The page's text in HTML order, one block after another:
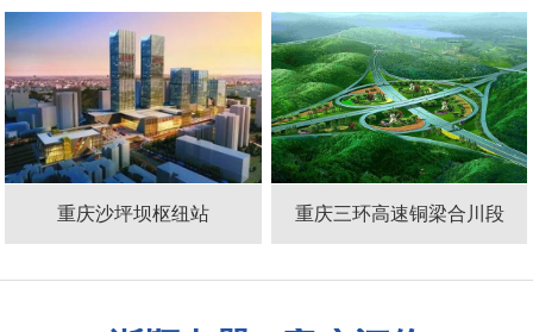
重庆沙坪坝枢纽站 重庆三环高速铜梁合川段